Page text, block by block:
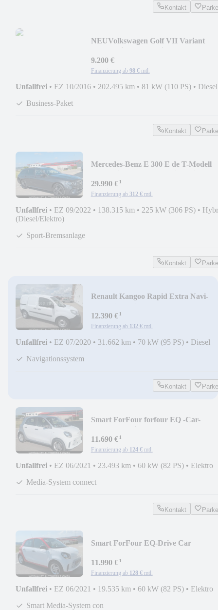
Kontakt
NEUVolkswagen Golf VII Variant
9.200 €
Finanzierung ab 98 € mtl.
Unfallfrei • EZ 10/2016 • 202.495 km • 81 kW (110 PS) • Diesel
Business-Paket
Kontakt
Mercedes-Benz E 300 E de T-Modell
29.990 €¹
Finanzierung ab 312 € mtl.
Unfallfrei • EZ 09/2022 • 138.315 km • 225 kW (306 PS) •
(Diesel/Elektro)
Sport-Bremsanlage
Kontakt
Renault Kangoo Rapid Extra Navi-
12.390 €¹
Finanzierung ab 132 € mtl.
Unfallfrei • EZ 07/2020 • 31.662 km • 70 kW (95 PS) • Diesel
Navigationssystem
Kontakt
Smart ForFour forfour EQ -Car-
11.690 €¹
Finanzierung ab 124 € mtl.
Unfallfrei • EZ 06/2021 • 23.493 km • 60 kW (82 PS) • Elektro
Media-System connect
Kontakt
Smart ForFour EQ-Drive Car
11.990 €¹
Finanzierung ab 128 € mtl.
Unfallfrei • EZ 06/2021 • 19.535 km • 60 kW (82 PS) • Elektro
Smart Media-System con